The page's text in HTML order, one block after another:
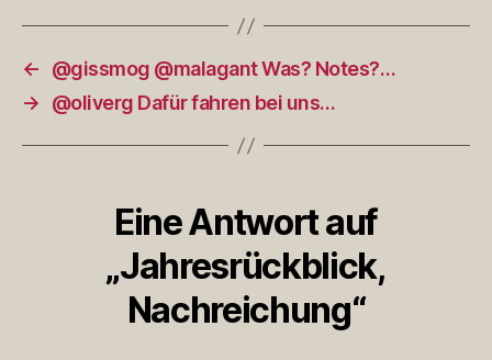
←
@gissmog @malagant Was? Notes?…
→
@oliverg Dafür fahren bei uns…
Eine Antwort auf
„Jahresrückblick,
Nachreichung“